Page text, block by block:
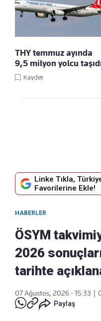
THY temmuz ayında
9,5 milyon yolcu
Kaydet
Linke Tıkla,
Favorilerine Ekle!
HABERLER
ÖSYM
2026
tarihte
07 Ağustos, 2026 - 15:33
Paylaş